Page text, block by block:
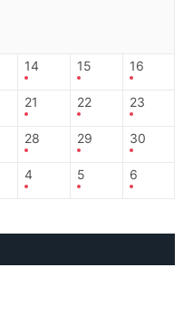
14 15 16
21 22 23
28 29 30
4 5 6